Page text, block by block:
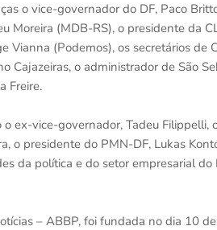
o vice-governador do DF, Paco
Moreira (MDB-RS), o presidente da
Vianna (Podemos), os secretários de
Cajazeiras, o administrador de São
Freire.
ex-vice-governador, Tadeu
o presidente do PMN-DF, Lukas
da política e do setor empresarial do
– ABBP, foi fundada no dia 10